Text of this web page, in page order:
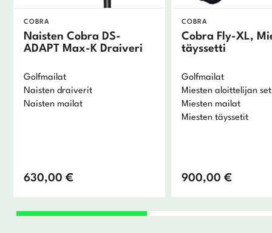
COBRA
Naisten Cobra DS-
ADAPT Max-K Draiveri
Golfmailat
Naisten draiverit
Naisten mailat
630,00 €
COBRA
Cobra Fly-XL,
täyssetti
Golfmailat
Miesten aloittelijan
Miesten mailat
Miesten täyssetit
900,00 €